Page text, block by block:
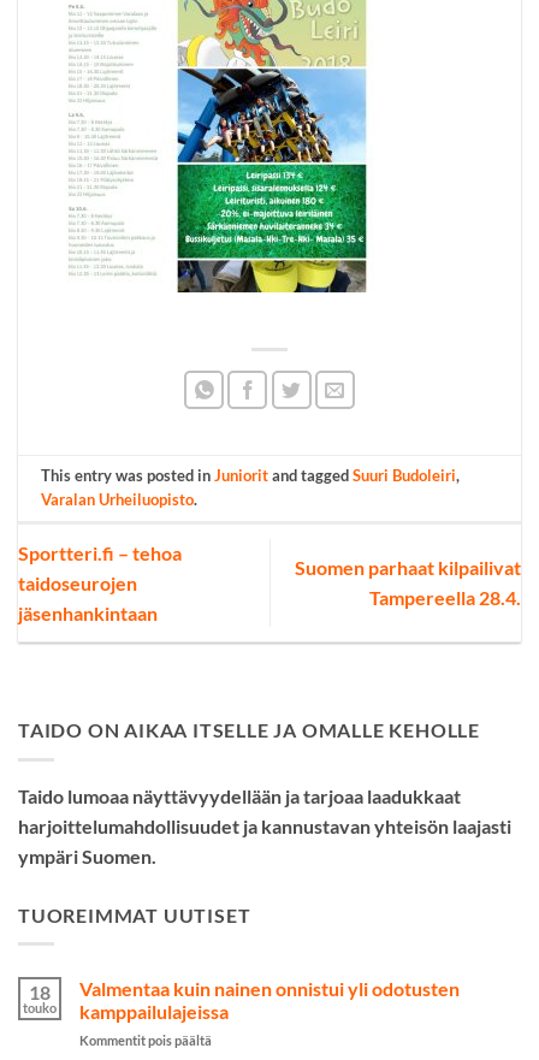
This entry was posted inJunioritand taggedSuuri Budoleiri,
Varalan Urheiluopisto.
Sportteri.fi – tehoa
taidoseurojen
jäsenhankintaan
Suomen parhaat kilpailivat
Tampereella 28.4.
TAIDO ON AIKAA ITSELLE JA OMALLE KEHOLLE
Taido lumoaa näyttävyydellään ja tarjoaa laadukkaat
harjoittelumahdollisuudet ja kannustavan yhteisön laajasti
ympäri Suomen.
TUOREIMMAT UUTISET
18
touko
Valmentaa kuin nainen onnistui yli odotusten
kamppailulajeissa
Kommentit pois päältä